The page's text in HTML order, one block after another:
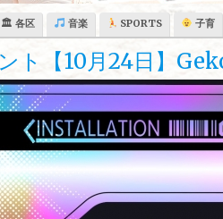
🏛 各区 音楽 SPORTS 子育
ト【10月24日】